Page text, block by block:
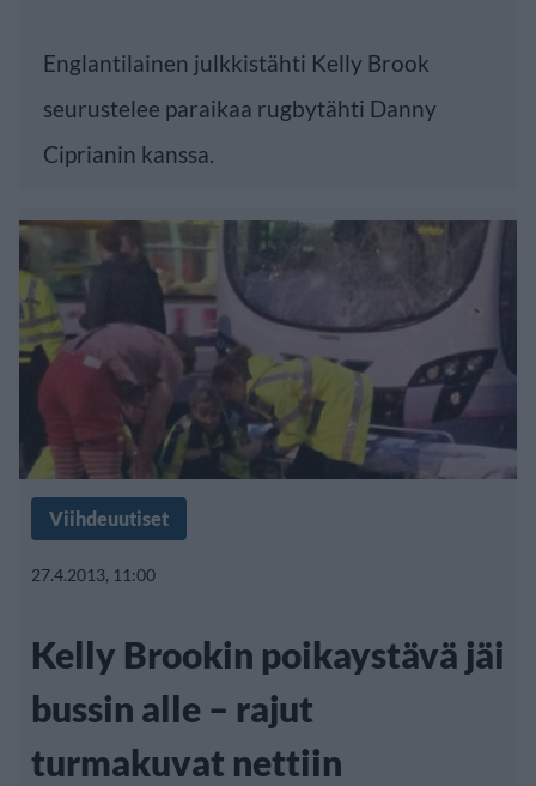
Englantilainen julkkistähti Kelly Brook
seurustelee paraikaa rugbytähti Danny
Ciprianin kanssa.
Viihdeuutiset
27.4.2013, 11:00
Kelly Brookin poikaystävä jäi
bussin alle – rajut
turmakuvat nettiin